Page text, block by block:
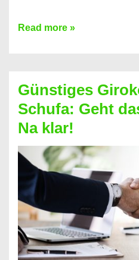
Kredit
dabei
profitieren
–
So
funktioniert’s
Read more »
Günstiges
Schufa: Geht
Na klar!